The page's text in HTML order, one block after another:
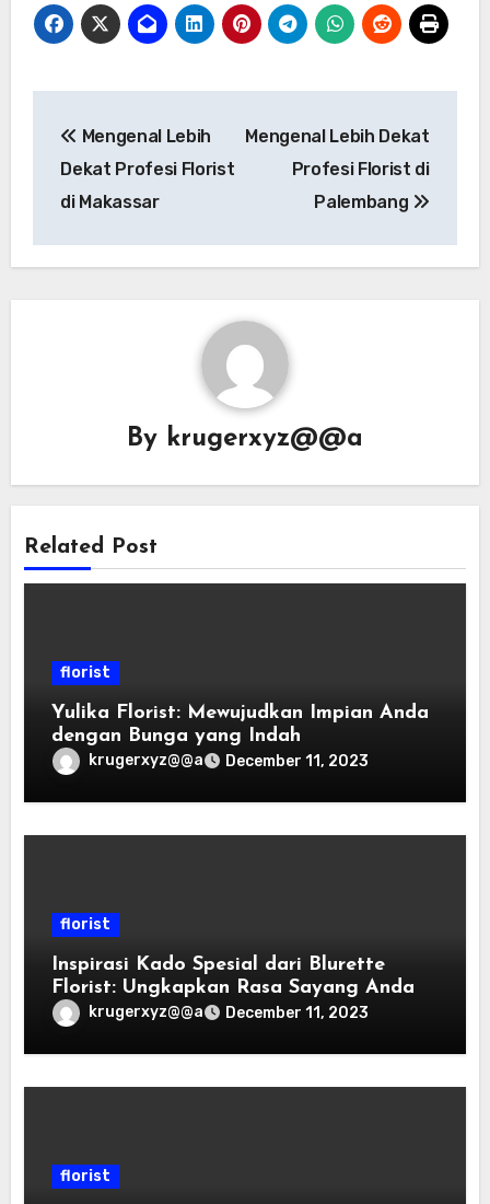
navigation
Mengenal Lebih
Dekat Profesi Florist
di Makassar
Mengenal Lebih Dekat
Profesi Florist di
Palembang
By krugerxyz@@a
Related Post
florist
Yulika Florist: Mewujudkan Impian Anda
dengan Bunga yang Indah
krugerxyz@@a December 11, 2023
florist
Inspirasi Kado Spesial dari Blurette
Florist: Ungkapkan Rasa Sayang Anda
krugerxyz@@a December 11, 2023
florist